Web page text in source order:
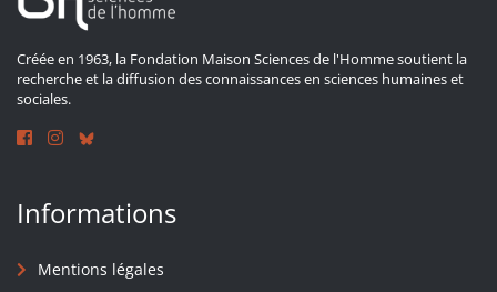
Créée en 1963, la Fondation Maison Sciences de l'Homme soutient la
recherche et la diffusion des connaissances en sciences humaines et
sociales.
Informations
Mentions légales